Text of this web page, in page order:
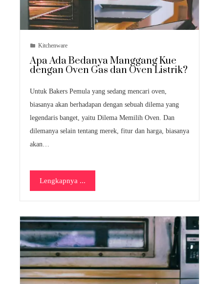
Kitchenware
Apa Ada Bedanya Manggang Kue
dengan Oven Gas dan Oven Listrik?
Untuk Bakers Pemula yang sedang mencari oven,
biasanya akan berhadapan dengan sebuah dilema yang
legendaris banget, yaitu Dilema Memilih Oven. Dan
dilemanya selain tentang merek, fitur dan harga, biasanya
akan…
Lengkapnya ...